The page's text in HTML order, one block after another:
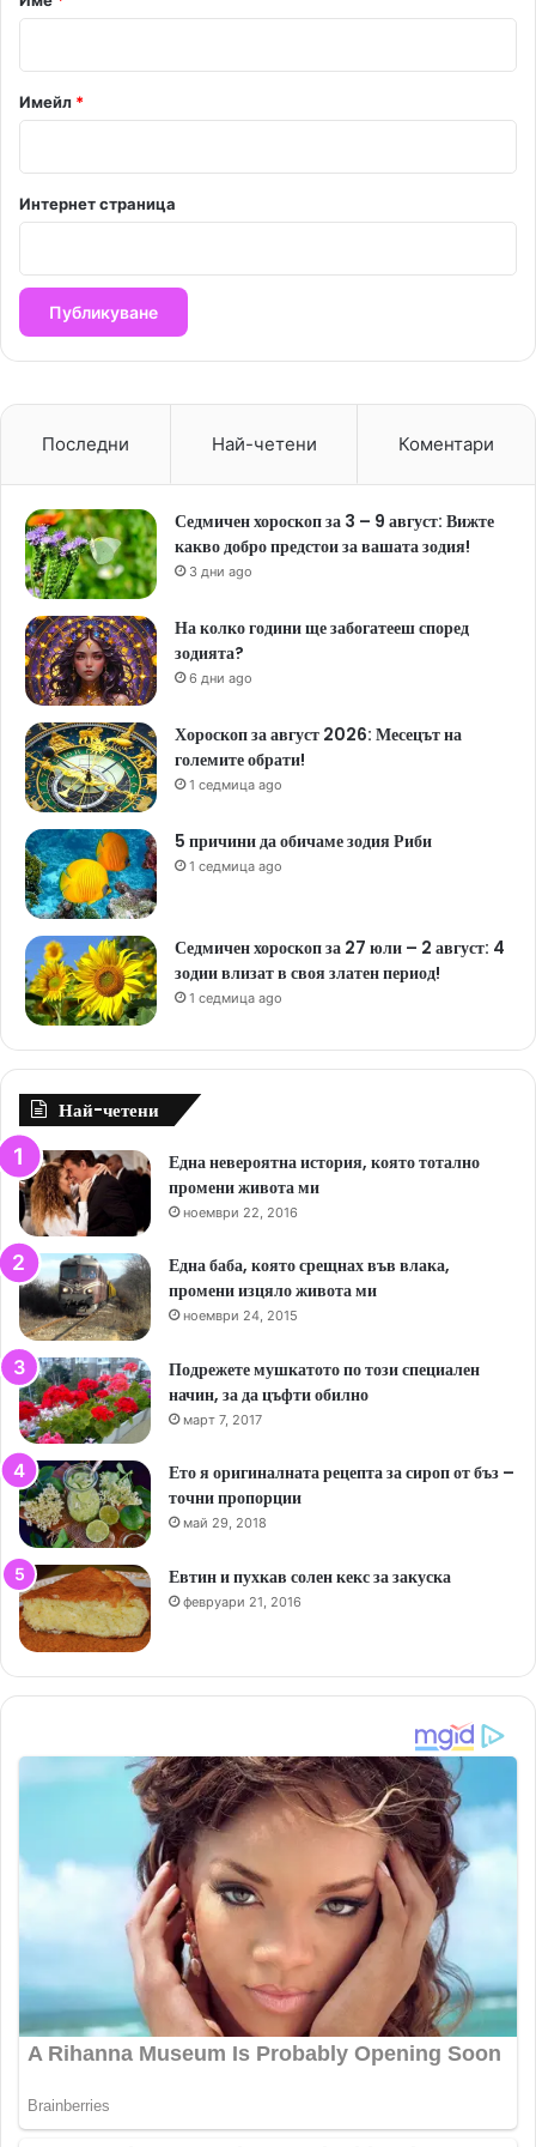
:
*
Имейл *
Интернет страница
Последни Най-четени Коментари
Седмичен хороскоп за 3 – 9 август: Вижте
какво добро предстои за вашата зодия!
3 дни ago
На колко години ще забогатееш според
зодията?
6 дни ago
Хороскоп за август 2026: Месецът на
големите обрати!
1 седмица ago
5 причини да обичаме зодия Риби
1 седмица ago
Седмичен хороскоп за 27 юли – 2 август: 4
зодии влизат в своя златен период!
1 седмица ago
Най-четени
Една невероятна история, която тотално
промени живота ми
ноември 22, 2016
Една баба, която срещнах във влака,
промени изцяло живота ми
ноември 24, 2015
Подрежете мушкатото по този специален
начин, за да цъфти обилно
март 7, 2017
Ето я оригиналната рецепта за сироп от бъз –
точни пропорции
май 29, 2018
Евтин и пухкав солен кекс за закуска
февруари 21, 2016